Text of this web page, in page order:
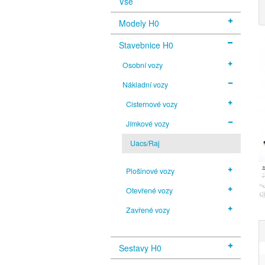
Modely H0
Stavebnice H0
Osobní vozy
Nákladní vozy
Cisternové vozy
Jímkové vozy
Uacs/Raj
Plošinové vozy
Otevřené vozy
Zavřené vozy
Sestavy H0